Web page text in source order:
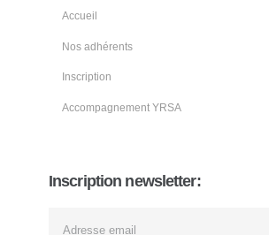
Accueil
Nos adhérents
Inscription
Accompagnement YRSA
Inscription newsletter: